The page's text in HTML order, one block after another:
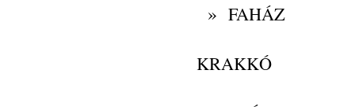
» FAHÁZ
KRAKKÓ